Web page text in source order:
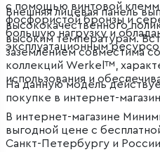
с помощью винтовой
фосфористой бронзы и
большую нагрузку и
эксплуатационным
Внешняя лицевая панель
высококачественного
высоким температурам.
заземлением совместима
коллекций Werkel™,
использования и
На данную модель
покупке в интернет-
В интернет-магазине
выгодной цене с
Санкт-Петербургу и